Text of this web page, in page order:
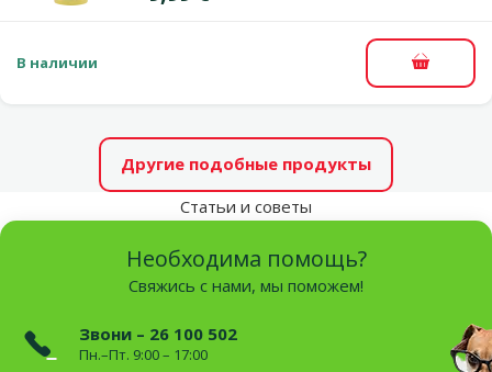
В наличии В
Другие подобные продукты
Статьи и советы
Необходима помощь?
Свяжись с нами, мы поможем!
Звони – 26 100 502
Пн.–Пт. 9:00 – 17:00